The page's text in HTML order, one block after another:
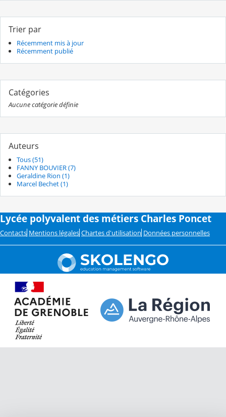
Trier par
Récemment mis à jour
Récemment publié
Catégories
Aucune catégorie définie
Auteurs
Tous (51)
FANNY BOUVIER (7)
Geraldine Rion (1)
Marcel Bechet (1)
Lycée polyvalent des métiers Charles Poncet
Contacts Mentions légales Chartes d'utilisation Données personnelles